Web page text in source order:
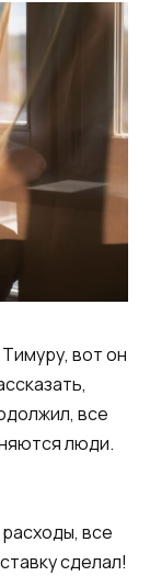
вот он
все
люди.
все
сделал!